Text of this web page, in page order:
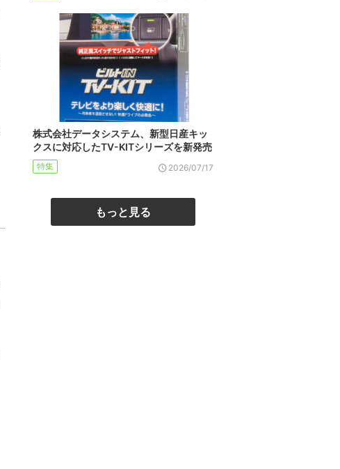
株式会社データシステム、新型日産キッ
クスに対応したTV-KITシリーズを新発売
特集 2026/07/17
もっと見る